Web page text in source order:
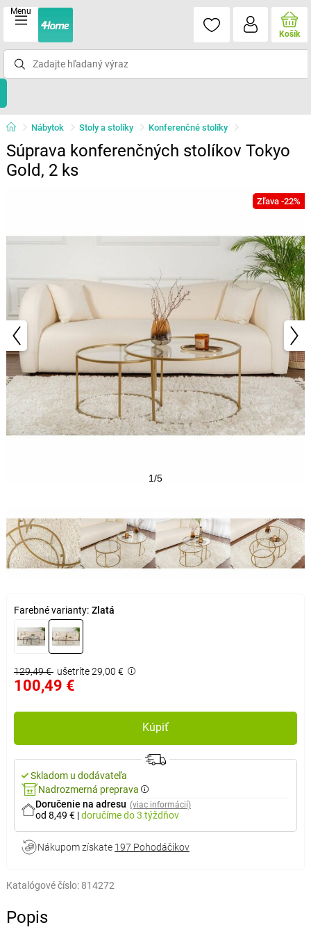
Menu
Košík
Nábytok Stoly a stolíky Konferenčné stolíky
Súprava konferenčných stolíkov Tokyo
Gold, 2 ks
Zľava -22%
1/5
Farebné varianty: Zlatá
129,49 € ušetríte 29,00 €
100,49 €
Kúpiť
Skladom u dodávateľa
Nadrozmerná preprava
Doručenie na adresu (viac informácií)
od 8,49 € |doručímedo 3 týždňov
Nákupom získate 197 Pohodáčikov
Katalógové číslo: 814272
Popis